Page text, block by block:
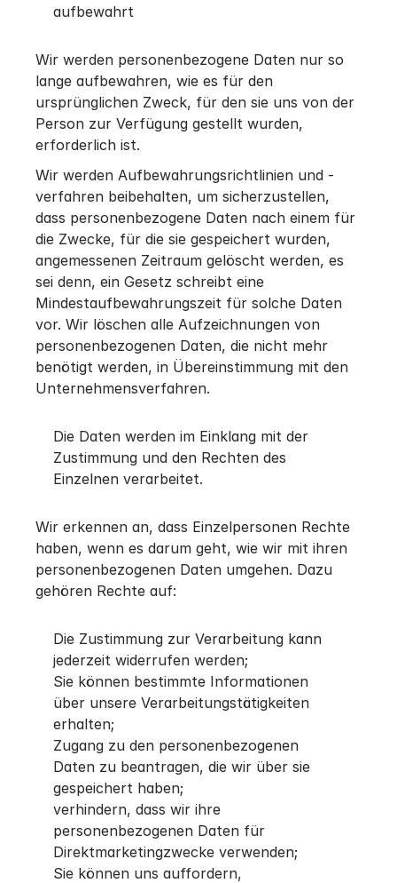
aufbewahrt
Wir werden personenbezogene Daten nur so
lange aufbewahren, wie es für den
ursprünglichen Zweck, für den sie uns von der
Person zur Verfügung gestellt wurden,
erforderlich ist.
Wir werden Aufbewahrungsrichtlinien und -
verfahren beibehalten, um sicherzustellen,
dass personenbezogene Daten nach einem für
die Zwecke, für die sie gespeichert wurden,
angemessenen Zeitraum gelöscht werden, es
sei denn, ein Gesetz schreibt eine
Mindestaufbewahrungszeit für solche Daten
vor. Wir löschen alle Aufzeichnungen von
personenbezogenen Daten, die nicht mehr
benötigt werden, in Übereinstimmung mit den
Unternehmensverfahren.
Die Daten werden im Einklang mit der
Zustimmung und den Rechten des
Einzelnen verarbeitet.
Wir erkennen an, dass Einzelpersonen Rechte
haben, wenn es darum geht, wie wir mit ihren
personenbezogenen Daten umgehen. Dazu
gehören Rechte auf:
Die Zustimmung zur Verarbeitung kann
jederzeit widerrufen werden;
Sie können bestimmte Informationen
über unsere Verarbeitungstätigkeiten
erhalten;
Zugang zu den personenbezogenen
Daten zu beantragen, die wir über sie
gespeichert haben;
verhindern, dass wir ihre
personenbezogenen Daten für
Direktmarketingzwecke verwenden;
Sie können uns auffordern,